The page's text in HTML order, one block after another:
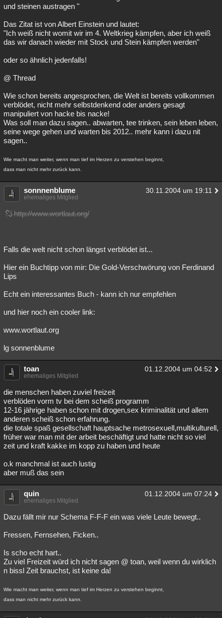
und steinen austragen "
Das Zitat ist von Albert Einstein und lautet:
"Ich weiß nicht womit wir im 4. Weltkrieg kämpfen, aber ich weiß
das wir danach wieder mit Stock und Stein kämpfen werden"
oder so ähnlich jedenfalls!
@ Thread
Wie schon bereits angesprochen, die Welt ist bereits vollkommen
verblödet, nicht mehr selbstdenkend oder anders gesagt
manipuliert von hacke bis nacke!
Was soll man dazu sagen.. abwarten, tee trinken, sein leben leben,
seine wege gehen und warten bis 2012.. mehr kann i dazu nit
sagen..
Wie macht man weiter, wenn man tief im Herzen zu verstehen beginnt,
dass man nicht mehr zurück kann.
sonnnenblume 30.11.2004 um 19:11
ehemaliges Mitglied
http://www.wortlaut.org/
Falls die welt nicht schon längst verblödet ist...
Hier ein Buchtipp von mir: Die Gold-Verschwörung von Ferdinand
Lips
Echt ein interessantes Buch - kann ich nur empfehlen
und hier noch ein cooler link:
www.wortlaut.org
lg sonnenblume
toan 01.12.2004 um 04:52
ehemaliges Mitglied
die menschen haben zuviel freizeit
verblöden vorm tv bei dem scheiß programm
12-16 jährige haben schon mit drogen,sex kriminalität und allem
anderen scheiß schon erfahrung.
die totale spaß gesellschaft hauptsache metrosexuell,multikulturell,
früher war man mit der arbeit beschäftigt und hatte nicht so viel
zeit und kraft kakke im kopp zu haben und heute
o.k manchmal ist auch lustig
aber muß das sein
quin 01.12.2004 um 07:24
ehemaliges Mitglied
Dazu fällt mir nur Schema F-F-F ein was viele Leute bewegt..
Fressen, Fernsehen, Ficken..
Is scho echt hart..
Zu viel Freizeit würd ich nicht sagen @ toan, weil wenn du wirklich
n bissl Zeit brauchst, ist keine da!
Wie macht man weiter, wenn man tief im Herzen zu verstehen beginnt,
dass man nicht mehr zurück kann.